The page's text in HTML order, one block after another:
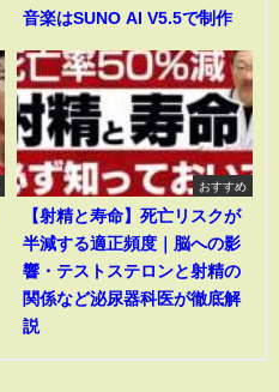
音楽はSUNO AI V5.5で制作
おすすめ
【射精と寿命】死亡リスクが
半減する適正頻度｜脳への影
響・テストステロンと射精の
関係など泌尿器科医が徹底解
説